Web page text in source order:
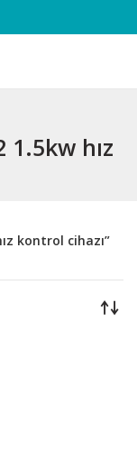
hız
kontrol cihazı”